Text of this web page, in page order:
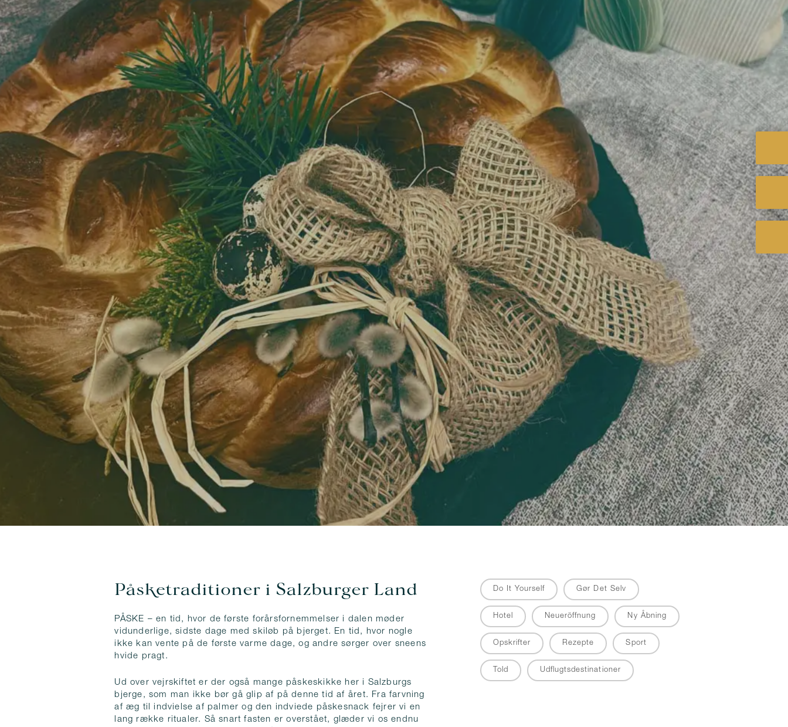
Østrigsk Osterstriezel til
bagning
Påsketraditioner i Salzburger Land
PÅSKE – en tid, hvor de første forårsfornemmelser i dalen møder
vidunderlige, sidste dage med skiløb på bjerget. En tid, hvor nogle
ikke kan vente på de første varme dage, og andre sørger over sneens
hvide pragt.
Ud over vejrskiftet er der også mange påskeskikke her i Salzburgs
bjerge, som man ikke bør gå glip af på denne tid af året. Fra farvning
af æg til indvielse af palmer og den indviede påskesnack fejrer vi en
lang række ritualer. Så snart fasten er overstået, glæder vi os endnu
Do It Yourself Gør Det Selv
Hotel Neueröffnung Ny Åbning
Opskrifter Rezepte Sport
Told Udflugtsdestinationer